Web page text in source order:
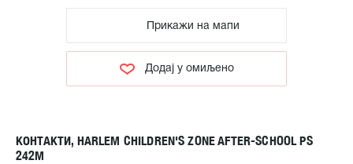
Прикажи на мапи
Додај у омиљено
КОНТАКТИ, HARLEM CHILDREN'S ZONE AFTER-SCHOOL PS
242M